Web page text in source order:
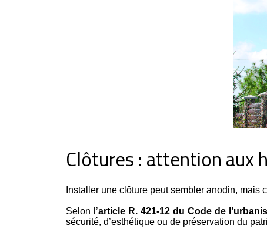
Clôtures : attention aux
Installer une clôture peut sembler anodin, mais
Selon l’article R. 421-12 du Code de
sécurité, d’esthétique ou de préservation du